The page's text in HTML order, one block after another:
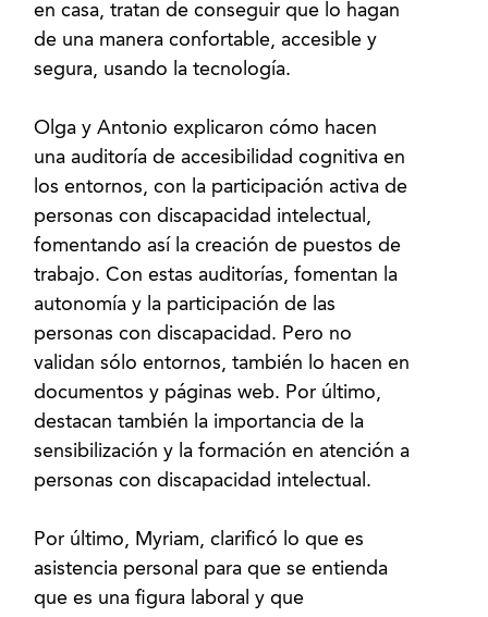
en casa, tratan de conseguir que lo hagan
de una manera confortable, accesible y
segura, usando la tecnología.
Olga y Antonio explicaron cómo hacen
una auditoría de accesibilidad cognitiva en
los entornos, con la participación activa de
personas con discapacidad intelectual,
fomentando así la creación de puestos de
trabajo. Con estas auditorías, fomentan la
autonomía y la participación de las
personas con discapacidad. Pero no
validan sólo entornos, también lo hacen en
documentos y páginas web. Por último,
destacan también la importancia de la
sensibilización y la formación en atención a
personas con discapacidad intelectual.
Por último, Myriam, clarificó lo que es
asistencia personal para que se entienda
que es una figura laboral y que